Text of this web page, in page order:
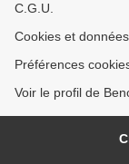
C.G.U.
Cookies et
Préférences
Voir le profil de